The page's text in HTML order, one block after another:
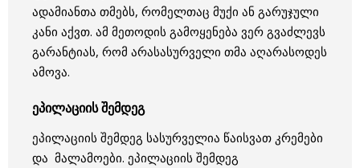
ადამიანთა თმებს, რომელთაც მუქი ან გარუჯული
კანი აქვთ. ამ მეთოდის გამოყენება ვერ გვაძლევს
გარანტიას, რომ არასასურველი თმა აღარასოდეს
ამოვა.
ეპილაციის შემდეგ
ეპილაციის შემდეგ სასურველია წაისვათ კრემები
და მალამოები. ეპილაციის შემდეგ